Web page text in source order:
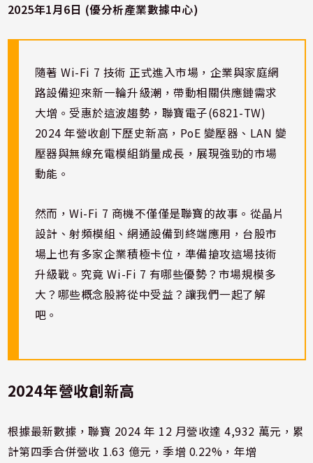
2025年1月6日 (優分析產業數據中心)
隨著 Wi-Fi 7 技術 正式進入市場，企業與家庭網
路設備迎來新一輪升級潮，帶動相關供應鏈需求
大增。受惠於這波趨勢，聯寶電子(6821-TW)
2024 年營收創下歷史新高，PoE 變壓器、LAN 變
壓器與無線充電模組銷量成長，展現強勁的市場
動能。
然而，Wi-Fi 7 商機不僅僅是聯寶的故事。從晶片
設計、射頻模組、網通設備到終端應用，台股市
場上也有多家企業積極卡位，準備搶攻這場技術
升級戰。究竟 Wi-Fi 7 有哪些優勢？市場規模多
大？哪些概念股將從中受益？讓我們一起了解
吧。
2024年營收創新高
根據最新數據，聯寶 2024 年 12 月營收達 4,932 萬元，累
計第四季合併營收 1.63 億元，季增 0.22%，年增